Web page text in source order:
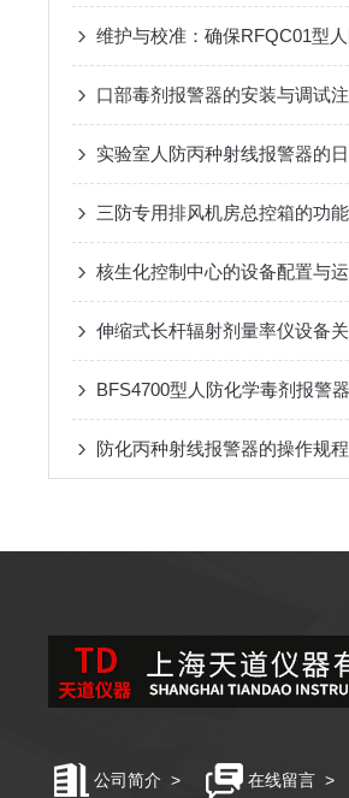
防化丙种射线报警器的操作规程
公司简介 > 在线留言 >